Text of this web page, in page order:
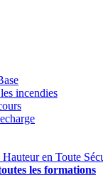
incendies
en Toute
les formations